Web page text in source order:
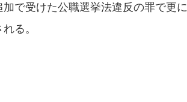
で受けた公職選挙法違反の罪で更に
る。